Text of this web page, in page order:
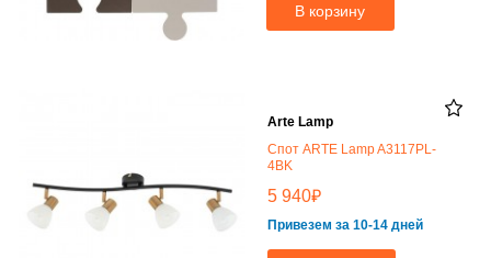
В корзину
Arte Lamp
Спот ARTE Lamp A3117PL-
4BK
5 940₽
Привезем за 10-14 дней